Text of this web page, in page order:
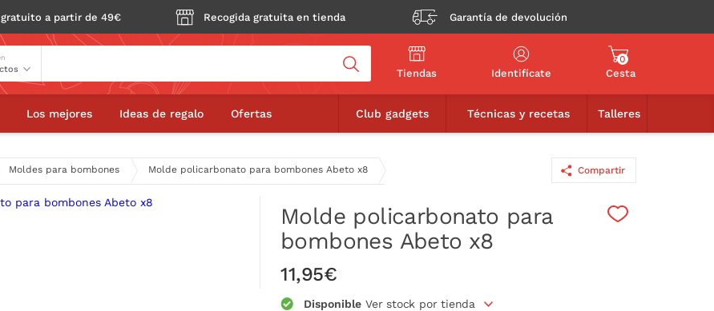
gratuito a partir de 49€ Recogida gratuita en tienda Garantía de devolución
Tiendas Identifícate
0
Cesta
Los mejores Ideas de regalo Ofertas Club gadgets Técnicas y recetas Talleres
Moldes para bombones Molde policarbonato para bombones Abeto x8
Molde policarbonato para bombones Abeto x8
Molde policarbonato para
bombones Abeto x8
11,95€
Disponible Ver stock por tienda
Compartir